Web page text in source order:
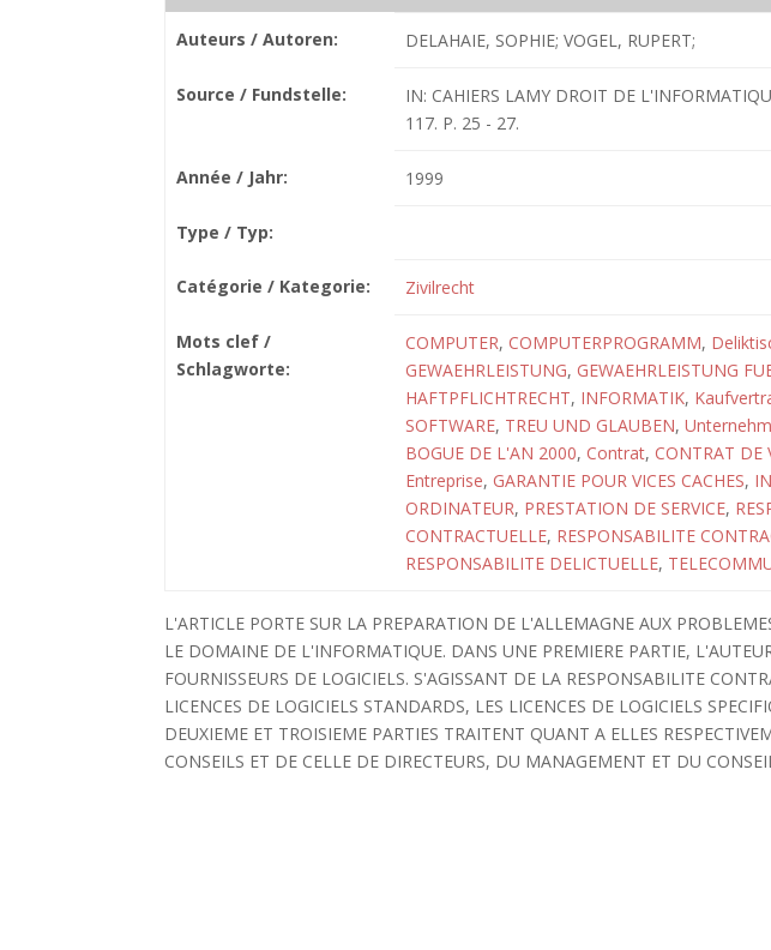
Auteurs / Autoren: DELAHAIE, SOPHIE; VOGEL, RUPERT;
Source / Fundstelle:
IN: CAHIERS LAMY DROIT DE
117. P. 25 - 27.
Année / Jahr: 1999
Type / Typ:
Catégorie / Kategorie: Zivilrecht
Mots clef /
Schlagworte:
COMPUTER, COMPUTERPROGRAMM,
GEWAEHRLEISTUNG, GEWAEHRLEISTUNG
HAFTPFLICHTRECHT, INFORMATIK,
SOFTWARE, TREU UND GLAUBEN,
BOGUE DE L'AN 2000, Contrat, CONTRAT DE
Entreprise, GARANTIE POUR VICES CACHES,
ORDINATEUR, PRESTATION DE SERVICE,
CONTRACTUELLE, RESPONSABILITE
RESPONSABILITE DELICTUELLE,
L'ARTICLE PORTE SUR LA PREPARATION DE L'ALLEMAGNE AUX
LE DOMAINE DE L'INFORMATIQUE. DANS UNE PREMIERE PARTIE,
FOURNISSEURS DE LOGICIELS. S'AGISSANT DE LA RESPONSABILITE
LICENCES DE LOGICIELS STANDARDS, LES LICENCES DE LOGICIELS
DEUXIEME ET TROISIEME PARTIES TRAITENT QUANT A ELLES
CONSEILS ET DE CELLE DE DIRECTEURS, DU MANAGEMENT ET DU